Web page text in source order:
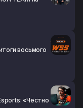
восьмого
«Честно